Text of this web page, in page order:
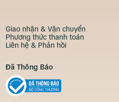
Giao nhận & Vận chuyển
Phương thức thanh toán
Liên hệ & Phản hồi
Đã Thông Báo